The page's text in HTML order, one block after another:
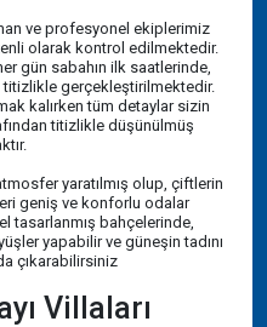
ve profesyonel ekiplerimiz
olarak kontrol edilmektedir.
gün sabahın ilk saatlerinde,
gerçekleştirilmektedir.
kalırken tüm detaylar sizin
titizlikle düşünülmüş
yaratılmış olup, çiftlerin
geniş ve konforlu odalar
tasarlanmış bahçelerinde,
yapabilir ve güneşin tadını
çıkarabilirsiniz
Villaları